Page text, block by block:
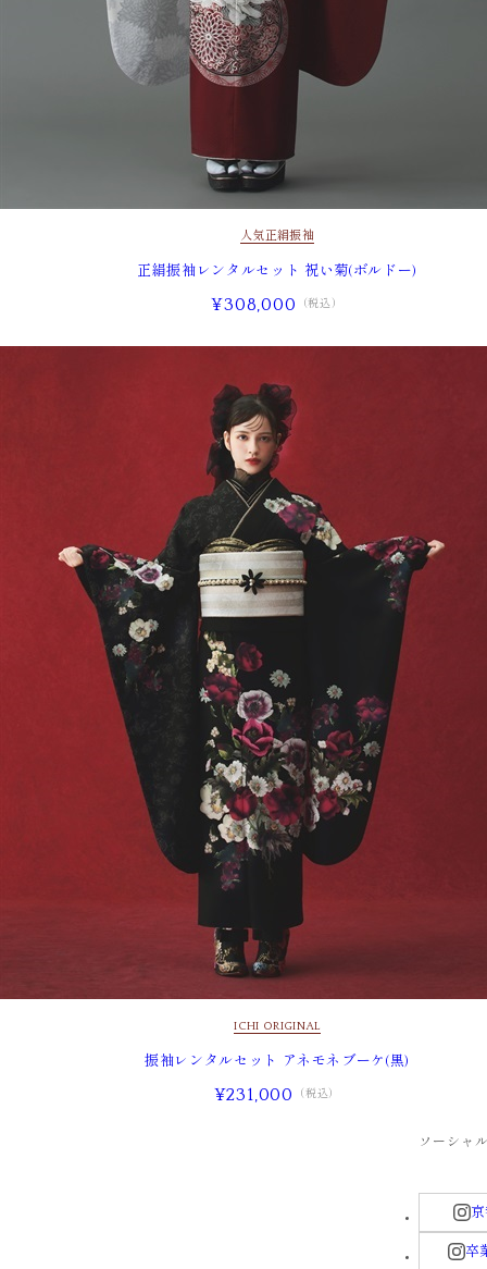
人気 正絹振袖
正絹振袖レンタルセット 祝い菊(ボルドー)
¥308,000 （税込）
ICHI ORIGINAL
振袖レンタルセット アネモネブーケ(黒)
¥231,000 （税込）
ソーシャ
卒